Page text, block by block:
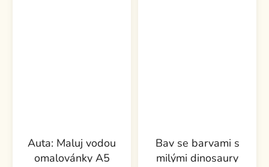
Auta: Maluj vodou
omalovánky A5
Bav se barvami s
milými dinosaury